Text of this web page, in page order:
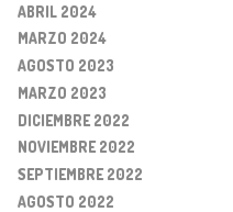
ABRIL 2024
MARZO 2024
AGOSTO 2023
MARZO 2023
DICIEMBRE 2022
NOVIEMBRE 2022
SEPTIEMBRE 2022
AGOSTO 2022